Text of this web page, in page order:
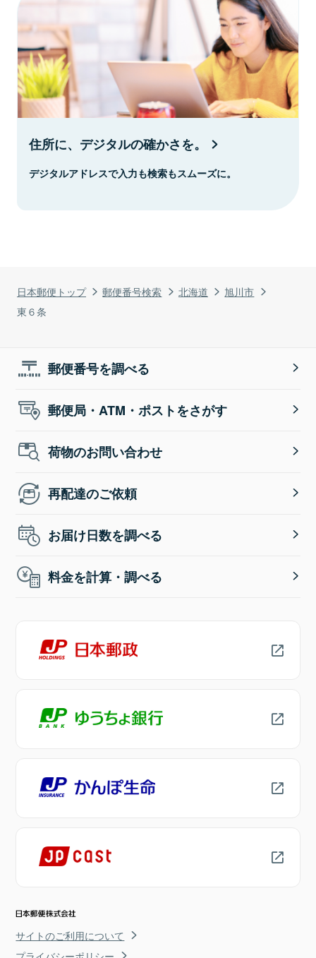
日本郵便トップ 郵便番号検索 北海道
旭川市
東６条
住所に、デジタルの確かさを。
デジタルアドレスで入力も検索もスムーズに。
郵便番号を調べる
郵便局・ATM・ポストをさがす
荷物のお問い合わせ
再配達のご依頼
お届け日数を調べる
料金を計算・調べる
サイトのご利用について